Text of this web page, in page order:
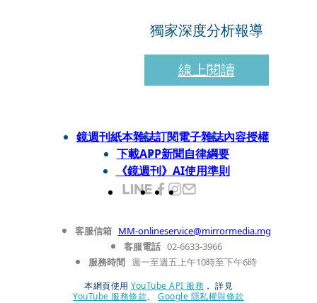
獨家深度分析報導
線上閱讀
鏡週刊紙本雜誌訂閱電子雜誌內容授權
下載APP新聞自律綱要
《鏡週刊》AI使用準則
客服信箱 MM-onlineservice@mirrormedia.mg
客服電話 02-6633-3966
服務時間 週一至週五上午10時至下午6時
本網頁使用 YouTube API 服務 ， 詳見
YouTube 服務條款、
Google 隱私權與條款